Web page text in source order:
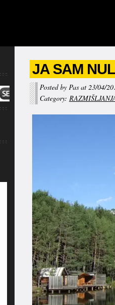
JA SAM
Posted by Pas at 23/04/
Category: